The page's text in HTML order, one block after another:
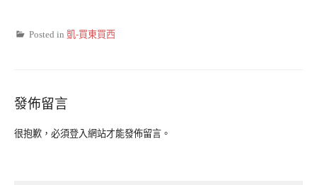
Posted in 凱-買東買西
發佈留言
很抱歉，必須登入網站才能發佈留言。